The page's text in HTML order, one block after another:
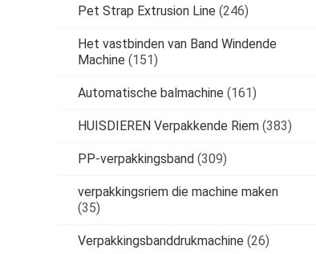
Pet Strap Extrusion Line (246)
Het vastbinden van Band Windende
Machine (151)
Automatische balmachine (161)
HUISDIEREN Verpakkende Riem (383)
PP-verpakkingsband (309)
verpakkingsriem die machine maken
(35)
Verpakkingsbanddrukmachine (26)